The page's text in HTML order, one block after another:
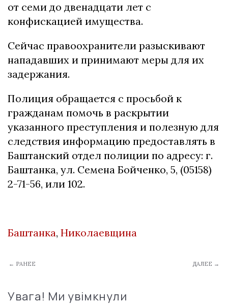
от семи до двенадцати лет с
конфискацией имущества.
Сейчас правоохранители разыскивают
нападавших и принимают меры для их
задержания.
Полиция обращается с просьбой к
гражданам помочь в раскрытии
указанного преступления и полезную для
следствия информацию предоставлять в
Баштанский отдел полиции по адресу: г.
Баштанка, ул. Семена Бойченко, 5, (05158)
2-71-56, или 102.
Баштанка, Николаевщина
← РАНЕЕ ДАЛЕЕ →
Увага! Ми увімкнули